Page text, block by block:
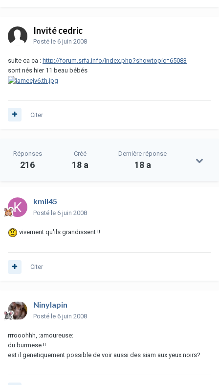
Invité cedric
Posté le 6 juin 2008
suite ca ca : http://forum.srfa.info/index.php?showtopic=65083
sont nés hier 11 beau bébés
Citer
Réponses
216
Créé
18 a
Dernière réponse
18 a
kmil45
Posté le 6 juin 2008
vivement qu'ils grandissent !!
Citer
Ninylapin
Posté le 6 juin 2008
rrrooohhh, :amoureuse:
du burmese !!
est il genetiquement possible de voir aussi des siam aux yeux noirs?